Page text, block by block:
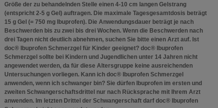
Größe der zu behandelnden Stelle einen 4-10 cm langen Gelstrang
(entspricht 2-5 g Gel) auftragen. Die maximale Tagesgesamtdosis beträgt
15 g Gel (= 750 mg Ibuprofen). Die Anwendungsdauer beträgt je nach
Beschwerden bis zu zwei bis drei Wochen. Wenn die Beschwerden nach
drei Tagen nicht deutlich abnehmen, suchen Sie bitte einen Arzt auf. Ist
doc® Ibuprofen Schmerzgel für Kinder geeignet? doc® Ibuprofen
Schmerzgel sollte bei Kindern und Jugendlichen unter 14 Jahren nicht
angewendet werden, da für diese Altersgruppe keine ausreichenden
Untersuchungen vorliegen. Kann ich doc® Ibuprofen Schmerzgel
anwenden, wenn ich schwanger bin? Sie dürfen Ibuprofen im ersten und
zweiten Schwangerschaftsdrittel nur nach Rücksprache mit Ihrem Arzt
anwenden. Im letzten Drittel der Schwangerschaft darf doc® Ibuprofen